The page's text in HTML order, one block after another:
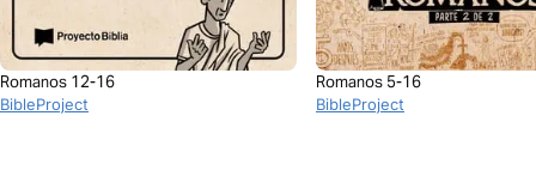
Romanos 12-16
BibleProject
Romanos 5-16
BibleProject